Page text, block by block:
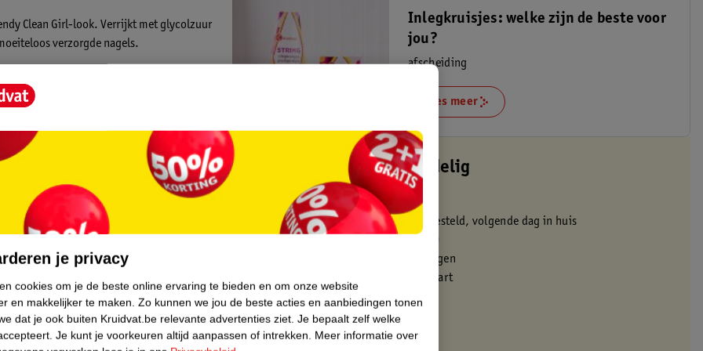
Clean Girl-look. Verrijkt met glycolzuur
verzorgde nagels.
kleur. Je hebt geen base- of topcoat
Inlegkruisjes: welke zijn de beste voor
jou?
afscheiding
Lees meer
Kruidvat is altijd voordelig
Gratis ophalen in de winkel
Op werkdagen voor 22:00 uur besteld, volgende dag in huis
Gratis thuisbezorgd vanaf 50.00
Gratis retourneren binnen 30 dagen
Gratis punten met je Kruidvat kaart
je privacy
cookies om je de beste online ervaring te bieden en om onze website
en makkelijker te maken. Zo kunnen we jou de beste acties en aanbiedingen tonen
dat je ook buiten Kruidvat.be relevante advertenties ziet. Je bepaalt zelf welke
Je kunt je voorkeuren altijd aanpassen of intrekken. Meer informatie over